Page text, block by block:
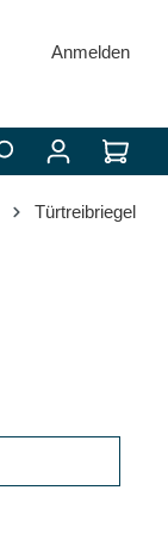
Anmelden
Türtreibriegel